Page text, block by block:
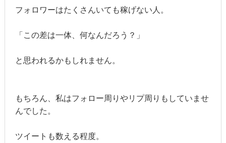
フォロワーはたくさんいても稼げない人。
「この差は一体、何なんだろう？」
と思われるかもしれません。
もちろん、私はフォロー周りやリプ周りもしていませ
んでした。
ツイートも数える程度。